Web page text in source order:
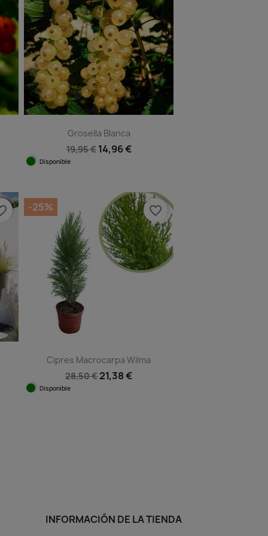
Grosella Blanca
19,95 € 14,96 €
Disponible
Cipres Macrocarpa Wilma
28,50 €21,38 €
Disponible
-25% favorite_border
INFORMACIÓN DE LA TIENDA